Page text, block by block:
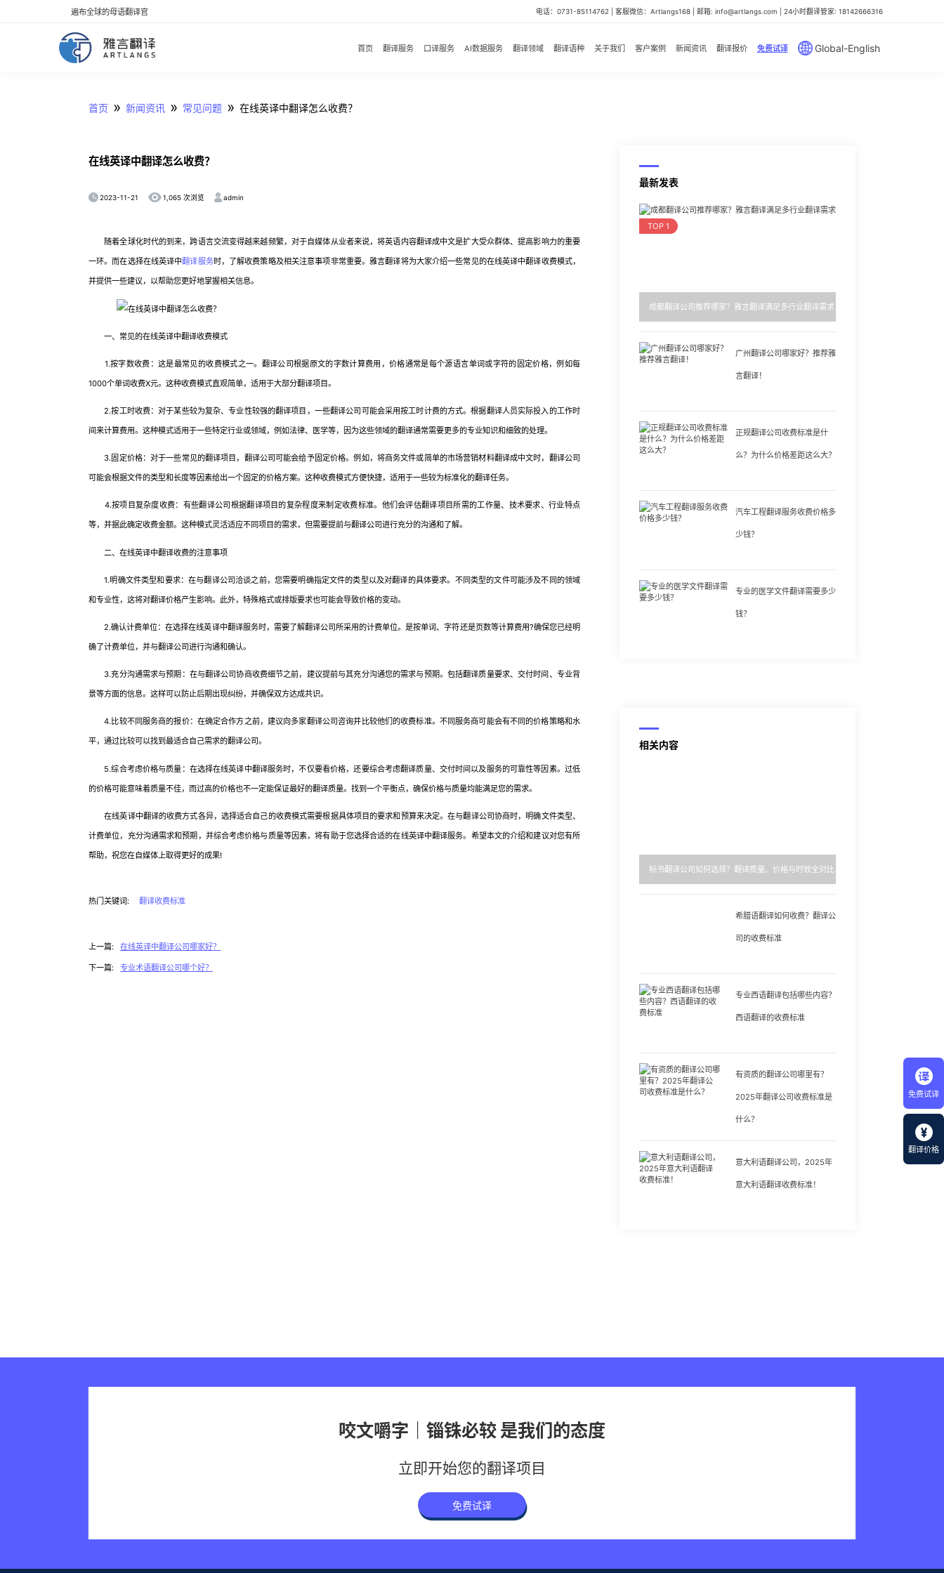
免费试译
翻译价格
遍布全球的母语翻译官 电话：0731-85114762 | 客服微信：Artlangs168 | 邮箱: info@artlangs.com | 24小时翻译管家: 18142666316
首页 翻译服务 口译服务 AI数据服务 翻译领域 翻译语种 关于我们 客户案例 新闻资讯 翻译报价 免费试译 Global-English
首页 » 新闻资讯 » 常见问题 » 在线英译中翻译怎么收费？
在线英译中翻译怎么收费？
2023-11-21 1,065 次浏览 admin
随着全球化时代的到来，跨语言交流变得越来越频繁，对于自媒体从业者来说，将英语内容翻译成中文是扩大受众群体、提高影响力的重要
一环。而在选择在线英译中翻译服务时，了解收费策略及相关注意事项非常重要。雅言翻译将为大家介绍一些常见的在线英译中翻译收费模式，
并提供一些建议，以帮助您更好地掌握相关信息。
一、常见的在线英译中翻译收费模式
1.按字数收费：这是最常见的收费模式之一。翻译公司根据原文的字数计算费用，价格通常是每个源语言单词或字符的固定价格，例如每
1000个单词收费X元。这种收费模式直观简单，适用于大部分翻译项目。
2.按工时收费：对于某些较为复杂、专业性较强的翻译项目，一些翻译公司可能会采用按工时计费的方式。根据翻译人员实际投入的工作时
间来计算费用。这种模式适用于一些特定行业或领域，例如法律、医学等，因为这些领域的翻译通常需要更多的专业知识和细致的处理。
3.固定价格：对于一些常见的翻译项目，翻译公司可能会给予固定价格。例如，将商务文件或简单的市场营销材料翻译成中文时，翻译公司
可能会根据文件的类型和长度等因素给出一个固定的价格方案。这种收费模式方便快捷，适用于一些较为标准化的翻译任务。
4.按项目复杂度收费：有些翻译公司根据翻译项目的复杂程度来制定收费标准。他们会评估翻译项目所需的工作量、技术要求、行业特点
等，并据此确定收费金额。这种模式灵活适应不同项目的需求，但需要提前与翻译公司进行充分的沟通和了解。
二、在线英译中翻译收费的注意事项
1.明确文件类型和要求：在与翻译公司洽谈之前，您需要明确指定文件的类型以及对翻译的具体要求。不同类型的文件可能涉及不同的领域
和专业性，这将对翻译价格产生影响。此外，特殊格式或排版要求也可能会导致价格的变动。
2.确认计费单位：在选择在线英译中翻译服务时，需要了解翻译公司所采用的计费单位。是按单词、字符还是页数等计算费用?确保您已经明
确了计费单位，并与翻译公司进行沟通和确认。
3.充分沟通需求与预期：在与翻译公司协商收费细节之前，建议提前与其充分沟通您的需求与预期。包括翻译质量要求、交付时间、专业背
景等方面的信息。这样可以防止后期出现纠纷，并确保双方达成共识。
4.比较不同服务商的报价：在确定合作方之前，建议向多家翻译公司咨询并比较他们的收费标准。不同服务商可能会有不同的价格策略和水
平，通过比较可以找到最适合自己需求的翻译公司。
5.综合考虑价格与质量：在选择在线英译中翻译服务时，不仅要看价格，还要综合考虑翻译质量、交付时间以及服务的可靠性等因素。过低
的价格可能意味着质量不佳，而过高的价格也不一定能保证最好的翻译质量。找到一个平衡点，确保价格与质量均能满足您的需求。
在线英译中翻译的收费方式各异，选择适合自己的收费模式需要根据具体项目的要求和预算来决定。在与翻译公司协商时，明确文件类型、
计费单位，充分沟通需求和预期，并综合考虑价格与质量等因素，将有助于您选择合适的在线英译中翻译服务。希望本文的介绍和建议对您有所
帮助，祝您在自媒体上取得更好的成果!
热门关键词: 翻译收费标准
上一篇: 在线英译中翻译公司哪家好？
下一篇: 专业术语翻译公司哪个好？
最新发表
TOP 1
成都翻译公司推荐哪家？雅言翻译满足多行业翻译需求
广州翻译公司哪家好？推荐雅
言翻译！
正规翻译公司收费标准是什
么？为什么价格差距这么大？
汽车工程翻译服务收费价格多
少钱？
专业的医学文件翻译需要多少
钱？
相关内容
标书翻译公司如何选择？翻译质量、价格与时效全对比
希腊语翻译如何收费？翻译公
司的收费标准
专业西语翻译包括哪些内容？
西语翻译的收费标准
有资质的翻译公司哪里有？
2025年翻译公司收费标准是
什么？
意大利语翻译公司，2025年
意大利语翻译收费标准！
咬文嚼字｜锱铢必较 是我们的态度
立即开始您的翻译项目
免费试译